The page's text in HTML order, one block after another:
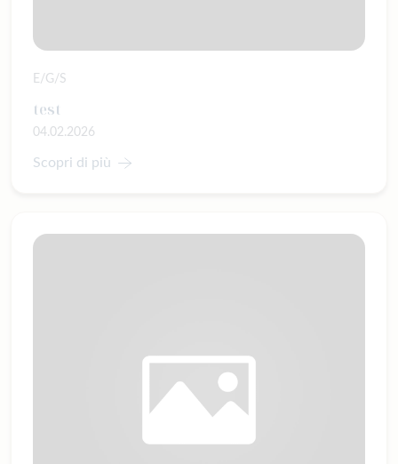
E/G/S
test
04.02.2026
Scopri di più